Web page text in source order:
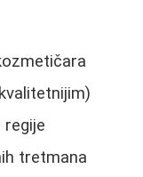
tretmana